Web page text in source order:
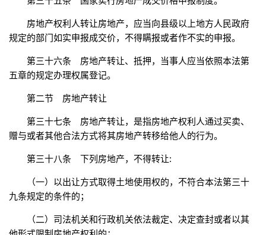
房地产权利人转让房地产，应当向县级以上地方人民政府
规定的部门如实申报成交价，不得瞒报或者作不实的申报。
第三十六条 房地产转让、抵押，当事人应当依照本法第
五章的规定办理权属登记。
第二节 房地产转让
第三十七条 房地产转让，是指房地产权利人通过买卖、
赠与或者其他合法方式将其房地产转移给他人的行为。
第三十八条 下列房地产，不得转让:
（一）以出让方式取得土地使用权的，不符合本法第三十
九条规定的条件的；
（二）司法机关和行政机关依法裁定、决定查封或者以其